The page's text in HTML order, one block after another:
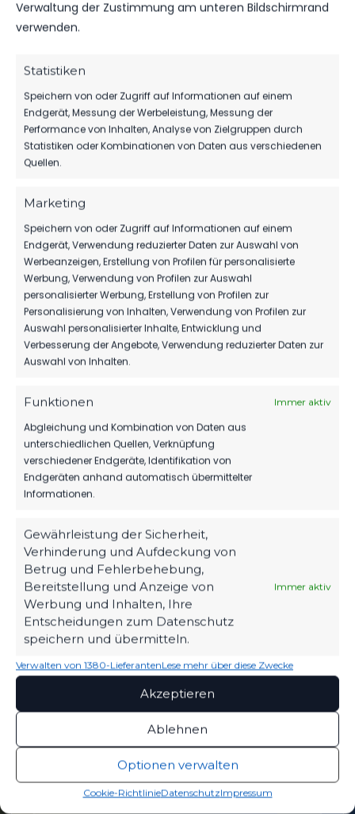
Verwaltung der Zustimmung am unteren Bildschirmrand
verwenden.
Statistiken
Speichern von oder Zugriff auf Informationen auf einem
Endgerät, Messung der Werbeleistung, Messung der
Performance von Inhalten, Analyse von Zielgruppen durch
Statistiken oder Kombinationen von Daten aus verschiedenen
Quellen.
Marketing
Speichern von oder Zugriff auf Informationen auf einem
Endgerät, Verwendung reduzierter Daten zur Auswahl von
Werbeanzeigen, Erstellung von Profilen für personalisierte
Werbung, Verwendung von Profilen zur Auswahl
personalisierter Werbung, Erstellung von Profilen zur
Personalisierung von Inhalten, Verwendung von Profilen zur
Auswahl personalisierter Inhalte, Entwicklung und
Verbesserung der Angebote, Verwendung reduzierter Daten zur
Auswahl von Inhalten.
Funktionen Immer aktiv
Abgleichung und Kombination von Daten aus
unterschiedlichen Quellen, Verknüpfung
verschiedener Endgeräte, Identifikation von
Endgeräten anhand automatisch übermittelter
Informationen.
Gewährleistung der Sicherheit,
Verhinderung und Aufdeckung von
Betrug und Fehlerbehebung,
Bereitstellung und Anzeige von
Werbung und Inhalten, Ihre
Entscheidungen zum Datenschutz
speichern und übermitteln.
Immer aktiv
Verwalten von 1380-LieferantenLese mehr über diese Zwecke
Akzeptieren
Ablehnen
Optionen verwalten
Cookie-RichtlinieDatenschutzImpressum
0 0
DATUM BEGEGNUNG ERGEBNIS
Für diese Auswahl wurden keine Spiele gefunden.
ÄHNLICHE BEITRÄGE
FSV 63 Luckenwalde II vs
FC Concordia Buckow/​
Waldsieversdorf
20. Mai 2023
Ähnlicher Beitrag
FC Lauchhammer vs FSV
63 Luckenwalde II
19. Oktober 2024
Ähnlicher Beitrag
FC Eisenhüttenstadt vs
FSV 63 Luckenwalde II
11. März 2023
OFFIZIELLE VEREINSSEITE
DEIN HEIMSPIEL. DEIN FSV.
Tickets, Spielplan, News und Vereinsinfos – alles
kompakt auf einen Blick.
TICKETS
Eintrittspreise & Spieltag